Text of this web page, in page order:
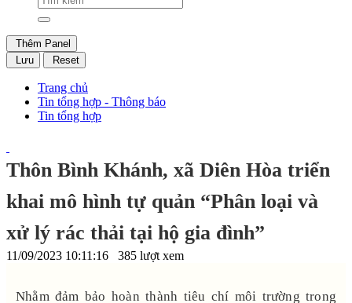
Thêm Panel
Lưu
Reset
Trang chủ
Tin tổng hợp - Thông báo
Tin tổng hợp
Thôn Bình Khánh, xã Diên Hòa triển
khai mô hình tự quản “Phân loại và
xử lý rác thải tại hộ gia đình”
11/09/2023 10:11:16 385 lượt xem
Nhằm đảm bảo hoàn thành tiêu chí môi trường trong